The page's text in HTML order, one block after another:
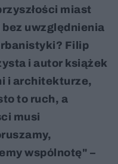
miast
uwzględnienia
Filip
i autor książek
i architekturze,
to ruch, a
musi
wspólnotę" –